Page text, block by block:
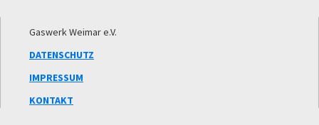
FooterGaswerk Weimar e.V.
DATENSCHUTZ
IMPRESSUM
KONTAKT